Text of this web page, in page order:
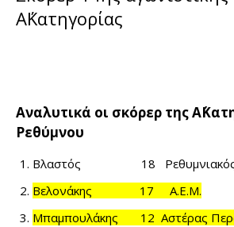
Α΄Κατηγορίας
Αναλυτικά οι σκόρερ της
Ρεθύμνου
Βλαστός 18
Βελονάκης 17 Α.Ε.Μ.
Μπαμπουλάκης 12 Αστέρας